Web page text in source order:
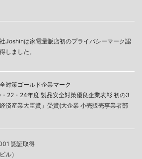
Joshinは家電量販店初のプライバシーマーク認
しました。
対策ゴールド企業マーク
22・24年度 製品安全対策優良企業表彰 初の3
済産業大臣賞」受賞(大企業 小売販売事業者部
認証取得
ル）